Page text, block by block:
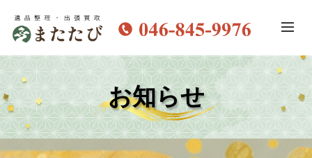
お知らせ